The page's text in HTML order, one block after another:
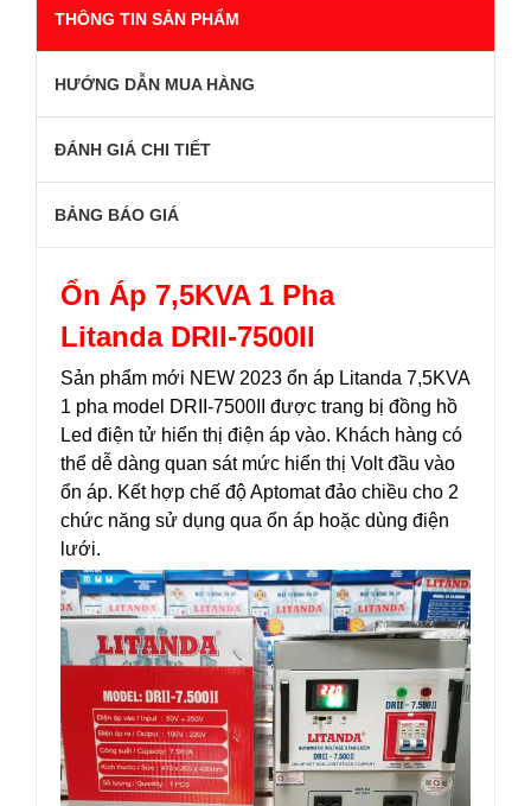
THÔNG TIN SẢN PHẨM
HƯỚNG DẪN MUA HÀNG
ĐÁNH GIÁ CHI TIẾT
BẢNG BÁO GIÁ
Ổn Áp 7,5KVA 1 Pha
Litanda DRII-7500II
Sản phẩm mới NEW 2023 ổn áp Litanda 7,5KVA
1 pha model DRII-7500II được trang bị đồng hồ
Led điện tử hiển thị điện áp vào. Khách hàng có
thể dễ dàng quan sát mức hiển thị Volt đầu vào
ổn áp. Kết hợp chế độ Aptomat đảo chiều cho 2
chức năng sử dụng qua ổn áp hoặc dùng điện
lưới.